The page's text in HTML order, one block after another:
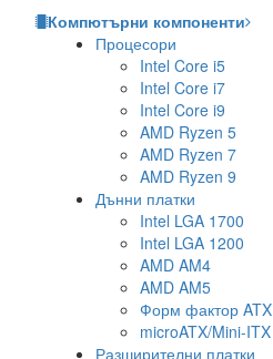
Компютърни компоненти
Процесори
Intel Core i5
Intel Core i7
Intel Core i9
AMD Ryzen 5
AMD Ryzen 7
AMD Ryzen 9
Дънни платки
Intel LGA 1700
Intel LGA 1200
AMD AM4
AMD AM5
Форм фактор ATX
microATX/Mini-ITX
Разширителни платки